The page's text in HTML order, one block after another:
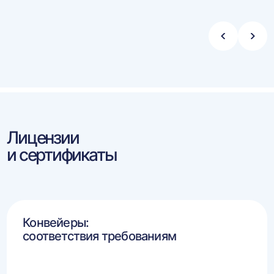
Стрелка
Лицензии
и сертификаты
Конвейеры:
соответствия требованиям